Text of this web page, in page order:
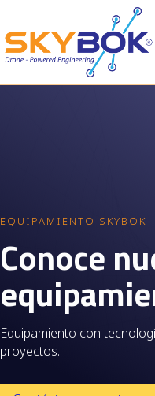
Conoce nu
equipamie
EQUIPAMIENTO SKYBOK
Equipamiento con
proyectos.